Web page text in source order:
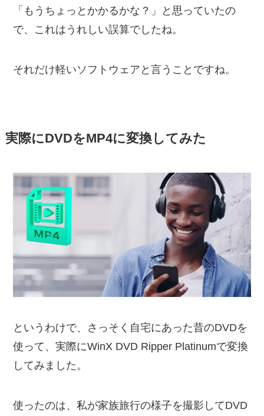
「もうちょっとかかるかな？」と思っていたの
で、これはうれしい誤算でしたね。
それだけ軽いソフトウェアと言うことですね。
実際にDVDをMP4に変換してみた
というわけで、さっそく自宅にあった昔のDVDを
使って、実際にWinX DVD Ripper Platinumで変換
してみました。
使ったのは、私が家族旅行の様子を撮影してDVD